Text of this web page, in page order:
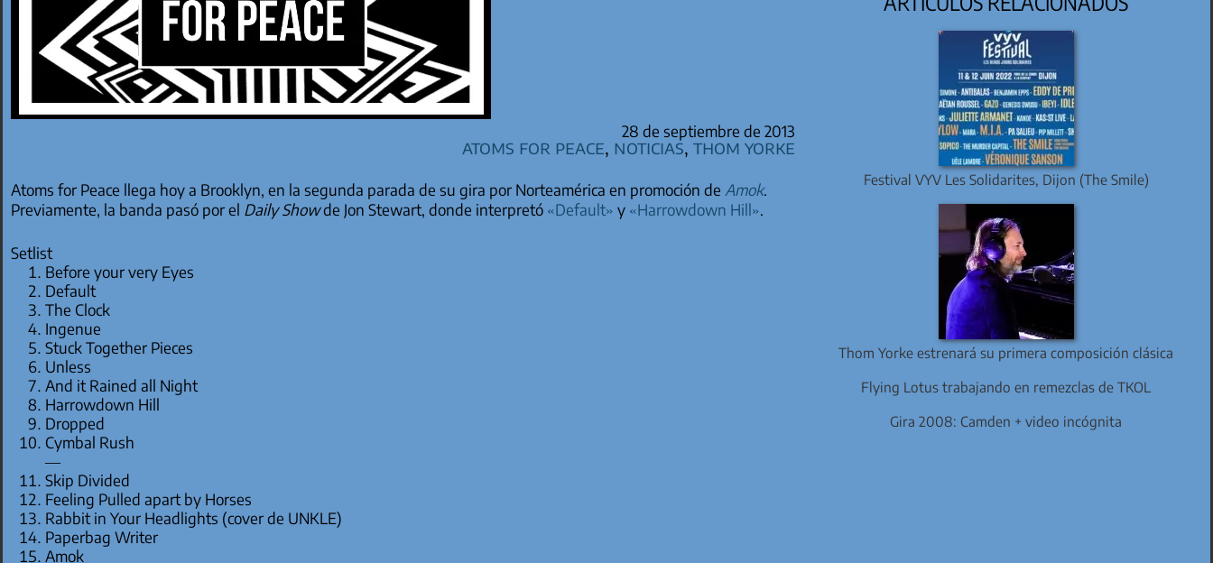
28 de septiembre de 2013
Atoms for Peace, Noticias,Thom Yorke
Atoms for Peace llega hoy a Brooklyn, en la segunda parada de su gira por Norteamérica en promoción de Amok.
Previamente, la banda pasó por el Daily Showde Jon Stewart, donde interpretó «Default» y «Harrowdown Hill».
Setlist
Before your very Eyes
Default
The Clock
Ingenue
Stuck Together Pieces
Unless
And it Rained all Night
Harrowdown Hill
Dropped
Cymbal Rush
—
Skip Divided
Feeling Pulled apart by Horses
Rabbit in Your Headlights (cover de UNKLE)
Paperbag Writer
Amok
Festival VYV Les Solidarites, Dijon (The Smile)
Thom Yorke estrenará su primera composición clásica
Flying Lotus trabajando en remezclas de TKOL
Gira 2008: Camden + video incógnita